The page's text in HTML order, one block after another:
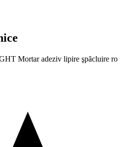
Mortar adeziv lipire şpăcluire ro